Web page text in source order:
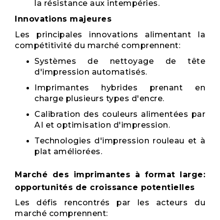
la résistance aux intempéries.
Innovations majeures
Les principales innovations alimentant la
compétitivité du marché comprennent:
Systèmes de nettoyage de tête
d'impression automatisés.
Imprimantes hybrides prenant en
charge plusieurs types d'encre.
Calibration des couleurs alimentées par
AI et optimisation d'impression.
Technologies d'impression rouleau et à
plat améliorées.
Marché des imprimantes à format large:
opportunités de croissance potentielles
Les défis rencontrés par les acteurs du
marché comprennent: